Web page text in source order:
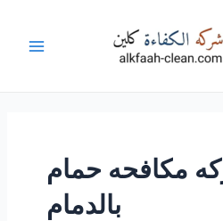
مكافحه حمام
بالدمام